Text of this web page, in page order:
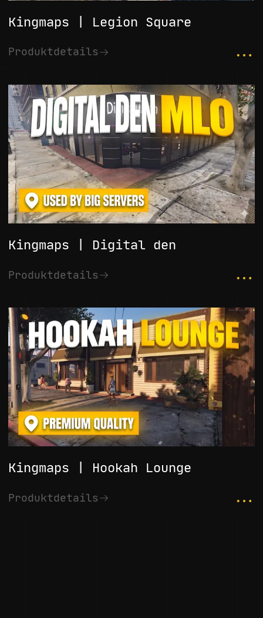
Kingmaps | Legion Square
Produktdetails ...
Kingmaps | Digital den
Produktdetails ...
Kingmaps | Hookah Lounge
Produktdetails ...